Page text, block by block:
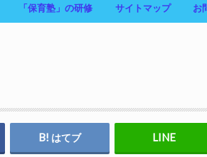
「保育塾」の研修 サイトマップ お
はてブ